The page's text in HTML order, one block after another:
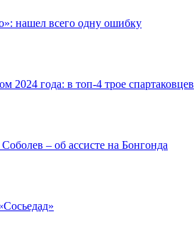
нашел всего одну ошибку
года: в топ-4 трое спартаковцев
– об ассисте на Бонгонда